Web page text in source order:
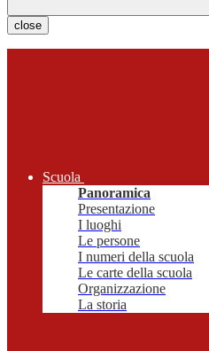
close
Scuola
Panoramica
Presentazione
I luoghi
Le persone
I numeri della scuola
Le carte della scuola
Organizzazione
La storia